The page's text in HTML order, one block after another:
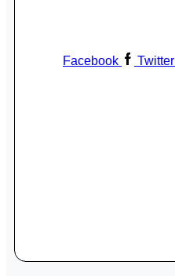
Facebook Twitter